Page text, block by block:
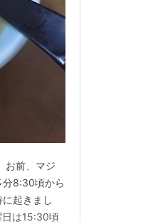
お前、マジ
分8:30頃から
起きまし
日は15:30頃